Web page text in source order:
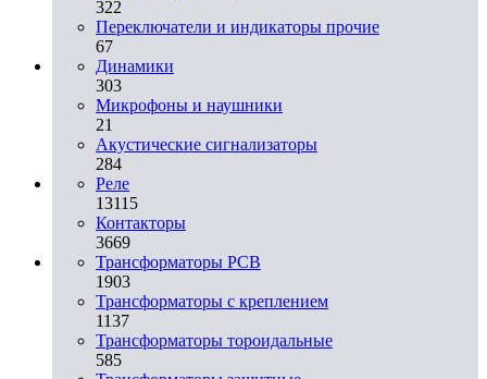
322
Переключатели и индикаторы прочие
67
Динамики
303
Микрофоны и наушники
21
Акустические сигнализаторы
284
Реле
13115
Контакторы
3669
Трансформаторы PCB
1903
Трансформаторы с креплением
1137
Трансформаторы тороидальные
585